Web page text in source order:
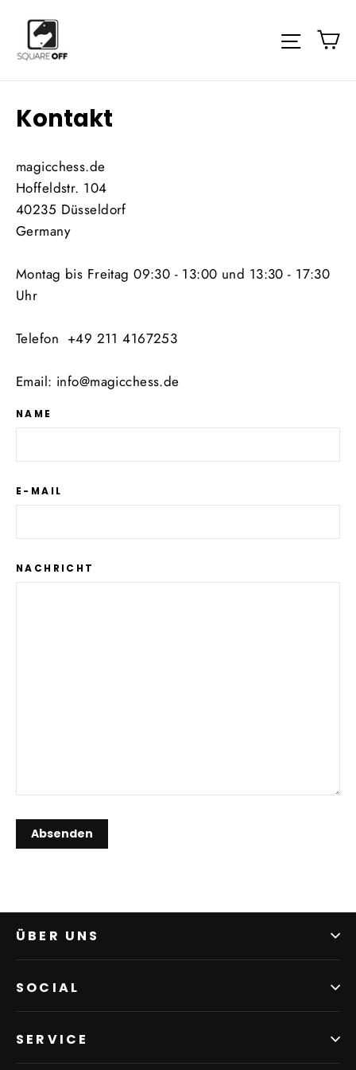
Inhalt
Kontakt
magicchess.de
Hoffeldstr. 104
40235 Düsseldorf
Germany
Montag bis Freitag 09:30 - 13:00 und 13:30 - 17:30
Uhr
Telefon +49 211 4167253
Email: info@magicchess.de
NAME
E-MAIL
NACHRICHT
ÜBER UNS
SOCIAL
SERVICE